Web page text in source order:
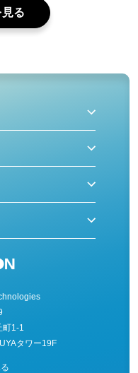
る
町1-1
タワー19F